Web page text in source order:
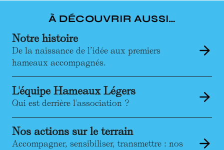
À DÉCOUVRIR AUSSI…
Notre histoire
De la naissance de l’idée aux premiers
hameaux accompagnés.
L'équipe Hameaux Légers
Qui est derrière l'association ?
Nos actions sur le terrain
Accompagner, sensibiliser, transmettre : nos